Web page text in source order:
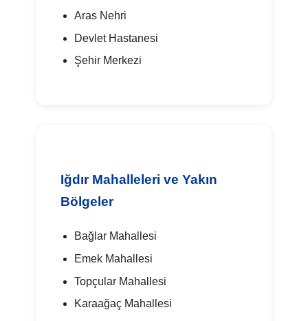
Aras Nehri
Devlet Hastanesi
Şehir Merkezi
Iğdır Mahalleleri ve Yakın
Bölgeler
Bağlar Mahallesi
Emek Mahallesi
Topçular Mahallesi
Karaağaç Mahallesi